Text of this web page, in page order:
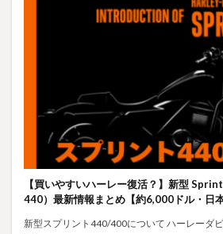
【買いやすいハーレー復活？】新型
440）最新情報まとめ【約6,000ドル・日本
新型スプリント440/400について ハーレーダ